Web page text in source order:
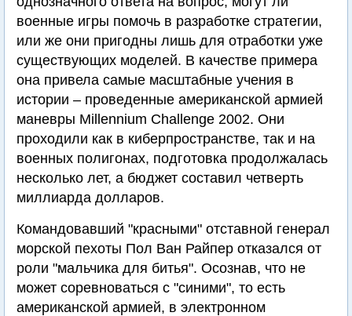
военные игры помочь в разработке стратегии,
или же они пригодны лишь для отработки уже
существующих моделей. В качестве примера
она привела самые масштабные учения в
истории – проведенные американской армией
маневры Millennium Challenge 2002. Они
проходили как в киберпространстве, так и на
военных полигонах, подготовка продолжалась
несколько лет, а бюджет составил четверть
миллиарда долларов.
Командовавший "красными" отставной генерал
морской пехоты Пол Ван Райпер отказался от
роли "мальчика для битья". Осознав, что не
может соревноваться с "синими", то есть
американской армией, в электронном